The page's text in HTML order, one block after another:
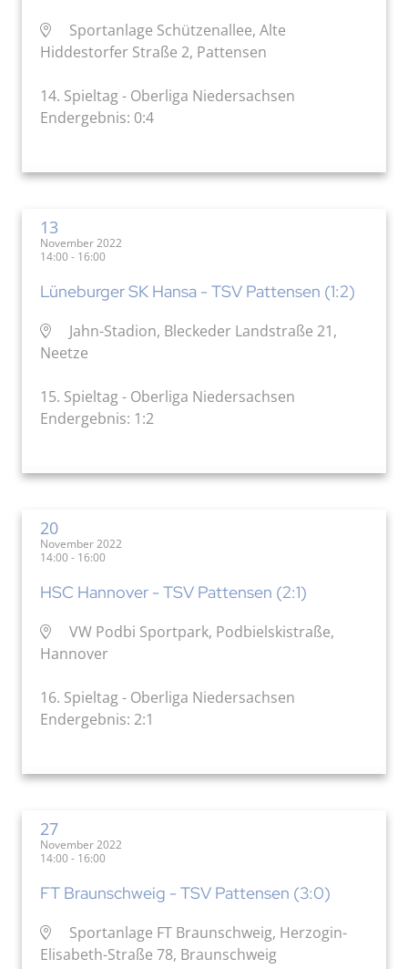
Sportanlage Schützenallee, Alte
Hiddestorfer Straße 2, Pattensen
14. Spieltag - Oberliga Niedersachsen
Endergebnis: 0:4
13
November 2022
14:00 - 16:00
Lüneburger SK Hansa - TSV Pattensen (1:2)
Jahn-Stadion, Bleckeder Landstraße 21,
Neetze
15. Spieltag - Oberliga Niedersachsen
Endergebnis: 1:2
20
November 2022
14:00 - 16:00
HSC Hannover - TSV Pattensen (2:1)
VW Podbi Sportpark, Podbielskistraße,
Hannover
16. Spieltag - Oberliga Niedersachsen
Endergebnis: 2:1
27
November 2022
14:00 - 16:00
FT Braunschweig - TSV Pattensen (3:0)
Sportanlage FT Braunschweig, Herzogin-
Elisabeth-Straße 78, Braunschweig